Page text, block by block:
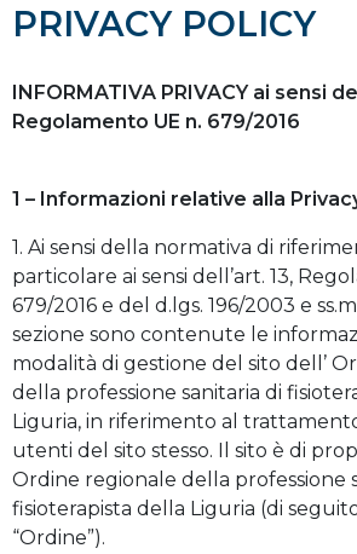
PRIVACY POLICY
INFORMATIVA PRIVACY ai sensi
Regolamento UE n. 679/2016
1 – Informazioni relative alla
1. Ai sensi della normativa di
particolare ai sensi dell’art. 13,
679/2016 e del d.lgs. 196/2003 e
sezione sono contenute le
modalità di gestione del sito dell’
della professione sanitaria di
Liguria, in riferimento al
utenti del sito stesso. Il sito è di
Ordine regionale della professione
fisioterapista della Liguria (di
“Ordine”).